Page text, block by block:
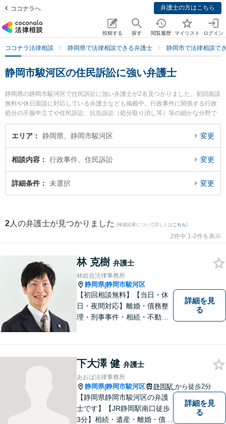
ココナラへ 弁護士の方はこちら
投稿する 探す 閲覧履歴 マイリスト ログイン
ココナラ法律相談 静岡県で法律相談できる弁護士 静岡市で法律相談で
静岡市駿河区の住民訴訟に強い弁護士
静岡県の静岡市駿河区で住民訴訟に強い弁護士が2名見つかりました。初回面談
無料や休日面談に対応している弁護士なども掲載中。行政事件に関係する行政
処分の不服申立てや住民訴訟、抗告訴訟（処分取り消し等）等の細かな分野で
の絞り込み検索もでき便利です。特に林総合法律事務所の林 克樹弁護士やあお
ば法律事務所の下大澤 健弁護士のプロフィール情報や弁護士費用、強みなどが
くの弁護士を検索したい』『初回相談無料で住民訴訟を法律相談できる静岡市
駿河区内の弁護士に相談予約したい』などでお困りの相談者さんにおすすめで
す。
エリア 静岡県、静岡市駿河区 変更
相談内容 行政事件、住民訴訟 変更
詳細条件 未選択 変更
2 人の弁護士が見つかりました (検索結果について詳しくは こちら)
2件中 1-2件を表示
林 克樹 弁護士
林総合法律事務所
静岡県|静岡市駿河区
【初回相談無料】【当日・休
日・夜間対応】離婚・債務整
理・刑事事件・相続・不動産
す。法人・個人事業主の事業
再建・債務整理の問題解決に
自信があります。
詳細を見
る
下大澤 健 弁護士
あおば法律事務所
静岡県|静岡市駿河区 静岡駅 から徒歩2分
【静岡県静岡市駿河区の弁護
士です】【JR静岡駅南口徒歩
3分】相続・遺産・離婚・債務
詳細を見
る